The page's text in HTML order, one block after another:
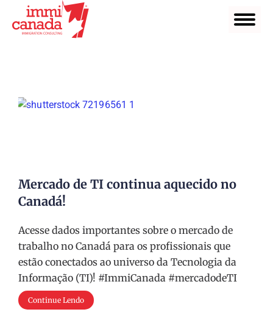
Mercado de TI continua aquecido no
Canadá!
Acesse dados importantes sobre o mercado de
trabalho no Canadá para os profissionais que
estão conectados ao universo da Tecnologia da
Informação (TI)! #ImmiCanada #mercadodeTI
Continue Lendo